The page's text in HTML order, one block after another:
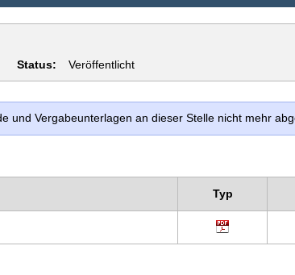
Status: Veröffentlicht
und Vergabeunterlagen an dieser Stelle nicht mehr
Typ